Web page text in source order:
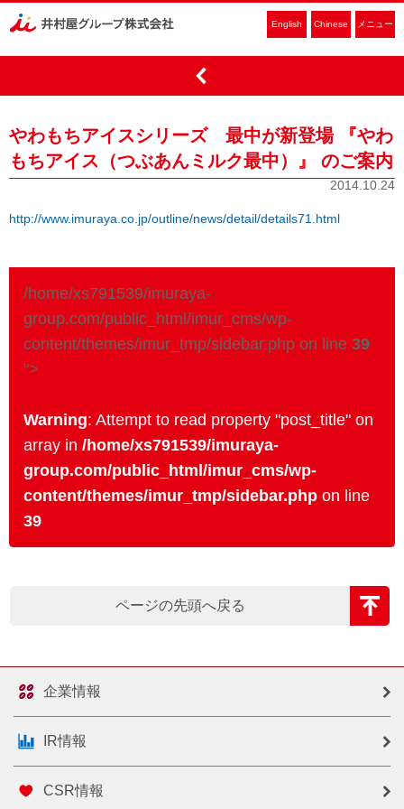
English Chinese メニュー
やわもちアイスシリーズ 最中が新登場 『やわ
もちアイス（つぶあんミルク最中）』 のご案内
2014.10.24
http://www.imuraya.co.jp/outline/news/detail/details71.html
/home/xs791539/imuraya-
group.com/public_html/imur_cms/wp-
content/themes/imur_tmp/sidebar.php on line 39
">
Warning: Attempt to read property "post_title" on
array in /home/xs791539/imuraya-
group.com/public_html/imur_cms/wp-
content/themes/imur_tmp/sidebar.php on line
39
ページの先頭へ戻る
企業情報
IR情報
CSR情報